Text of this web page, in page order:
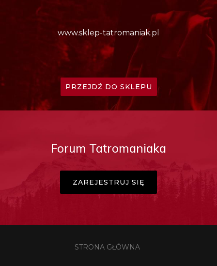
www.sklep-tatromaniak.pl
PRZEJDŹ DO SKLEPU
Forum Tatromaniaka
ZAREJESTRUJ SIĘ
STRONA GŁÓWNA